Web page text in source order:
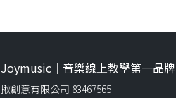
Joymusic｜音樂線上教學第一品牌
揪創意有限公司 83467565